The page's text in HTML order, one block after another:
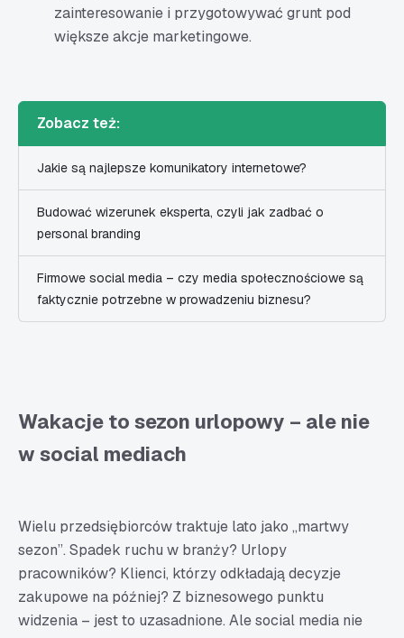
zainteresowanie i przygotowywać grunt pod
większe akcje marketingowe.
Zobacz też:
Jakie są najlepsze komunikatory internetowe?
Budować wizerunek eksperta, czyli jak zadbać o
personal branding
Firmowe social media – czy media społecznościowe są
faktycznie potrzebne w prowadzeniu biznesu?
Wakacje to sezon urlopowy – ale nie
w social mediach
Wielu przedsiębiorców traktuje lato jako „martwy
sezon”. Spadek ruchu w branży? Urlopy
pracowników? Klienci, którzy odkładają decyzje
zakupowe na później? Z biznesowego punktu
widzenia – jest to uzasadnione. Ale social media nie